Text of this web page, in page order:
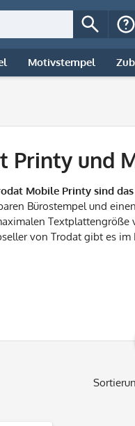
Motivstempel
Printy und
Mobile Printy sind das
Bürostempel und
von Trodat gibt es